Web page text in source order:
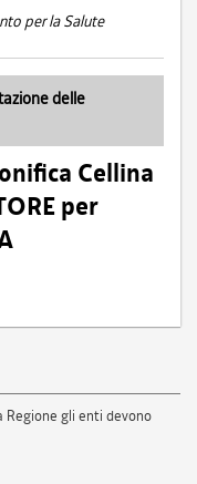
per la Salute
delle
Cellina
per
Regione gli enti devono